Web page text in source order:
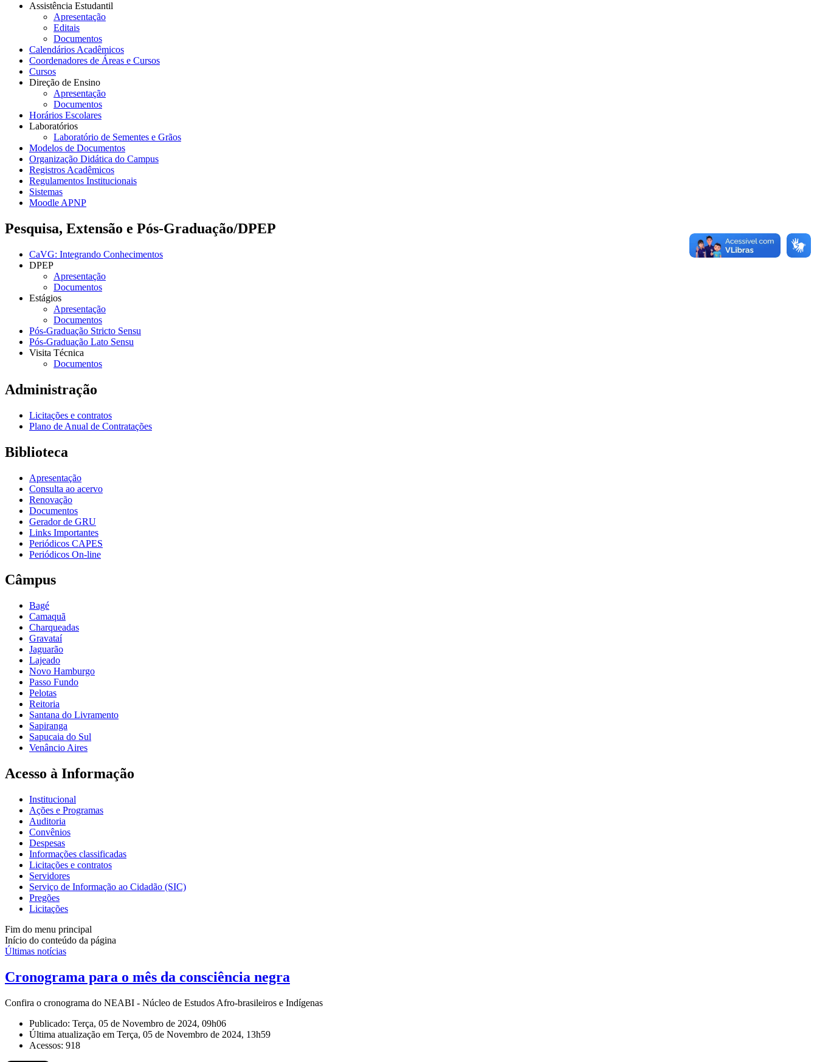
Assistência Estudantil
Apresentação
Editais
Documentos
Calendários Acadêmicos
Coordenadores de Áreas e Cursos
Cursos
Direção de Ensino
Apresentação
Documentos
Horários Escolares
Laboratórios
Laboratório de Sementes e Grãos
Modelos de Documentos
Organização Didática do Campus
Registros Acadêmicos
Regulamentos Institucionais
Sistemas
Moodle APNP
Pesquisa, Extensão e Pós-Graduação/DPEP
CaVG: Integrando Conhecimentos
DPEP
Apresentação
Documentos
Estágios
Apresentação
Documentos
Pós-Graduação Stricto Sensu
Pós-Graduação Lato Sensu
Visita Técnica
Documentos
Administração
Licitações e contratos
Plano de Anual de Contratações
Biblioteca
Apresentação
Consulta ao acervo
Renovação
Documentos
Gerador de GRU
Links Importantes
Periódicos CAPES
Periódicos On-line
Câmpus
Bagé
Camaquã
Charqueadas
Gravataí
Jaguarão
Lajeado
Novo Hamburgo
Passo Fundo
Pelotas
Reitoria
Santana do Livramento
Sapiranga
Sapucaia do Sul
Venâncio Aires
Acesso à Informação
Institucional
Ações e Programas
Auditoria
Convênios
Despesas
Informações classificadas
Licitações e contratos
Servidores
Serviço de Informação ao Cidadão (SIC)
Pregões
Licitações
Fim do menu principal
Início do conteúdo da página
Últimas notícias
Cronograma para o mês da consciência negra
Confira o cronograma do NEABI - Núcleo de Estudos Afro-brasileiros e Indígenas
Publicado: Terça, 05 de Novembro de 2024, 09h06
Última atualização em Terça, 05 de Novembro de 2024, 13h59
Acessos: 918